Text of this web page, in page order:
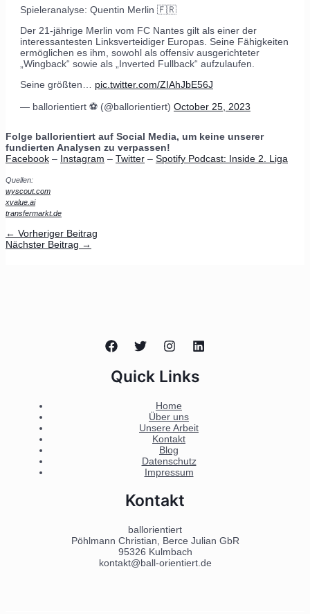
Spieleranalyse: Quentin Merlin 🇫🇷
Der 21-jährige Merlin vom FC Nantes gilt als einer der
interessantesten Linksverteidiger Europas. Seine Fähigkeiten
ermöglichen es ihm, sowohl als offensiv ausgerichteter
„Wingback“ sowie als „Inverted Fullback“ aufzulaufen.
Seine größten… pic.twitter.com/ZIAhJbE56J
— ballorientiert ⚽️ (@ballorientiert) October 25, 2023
Folge ballorientiert auf Social Media, um keine unserer
fundierten Analysen zu verpassen!
Facebook – Instagram – Twitter – Spotify Podcast: Inside 2. Liga
Quellen:
wyscout.com
xvalue.ai
transfermarkt.de
← Vorheriger Beitrag
Nächster Beitrag →
Quick Links
Home
Über uns
Unsere Arbeit
Kontakt
Blog
Datenschutz
Impressum
Kontakt
ballorientiert
Pöhlmann Christian, Berce Julian GbR
95326 Kulmbach
kontakt@ball-orientiert.de